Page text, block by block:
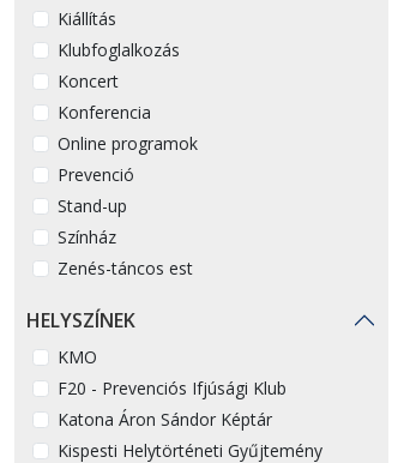
Kiállítás
Klubfoglalkozás
Koncert
Konferencia
Online programok
Prevenció
Stand-up
Színház
Zenés-táncos est
HELYSZÍNEK
KMO
F20 - Prevenciós Ifjúsági Klub
Katona Áron Sándor Képtár
Kispesti Helytörténeti Gyűjtemény